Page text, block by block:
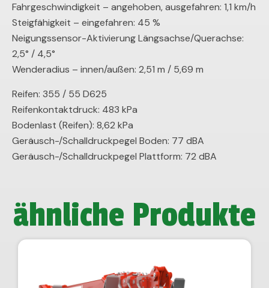
Fahrgeschwindigkeit – angehoben, ausgefahren: 1,1 km/h
Steigfähigkeit – eingefahren: 45 %
Neigungssensor-Aktivierung Längsachse/Querachse:
2,5° / 4,5°
Wenderadius – innen/außen: 2,51 m / 5,69 m
Reifen: 355 / 55 D625
Reifenkontaktdruck: 483 kPa
Bodenlast (Reifen): 8,62 kPa
Geräusch-/Schalldruckpegel Boden: 77 dBA
Geräusch-/Schalldruckpegel Plattform: 72 dBA
ähnliche Produkte